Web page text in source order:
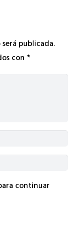
publicada.
con*
continuar